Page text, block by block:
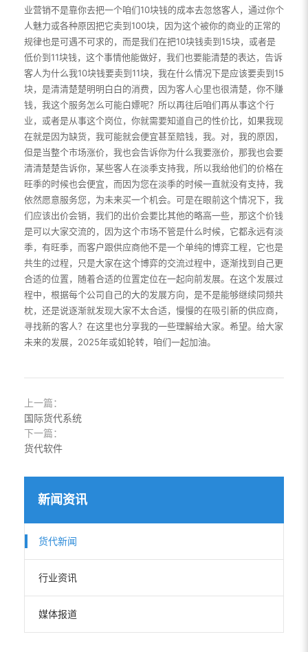
新闻资讯
货代新闻
行业资讯
媒体报道
业营销不是靠你去把一个咱们10块钱的成本去忽悠客人，通过你个
人魅力或各种原因把它卖到100块，因为这个被你的商业的正常的
规律也是可遇不可求的，而是我们在把10块钱卖到15块，或者是
低价到11块钱，这个事情他能做好，我们也要能清楚的表达，告诉
客人为什么我10块钱要卖到11块，我在什么情况下是应该要卖到15
块，是清清楚楚明明白白的消费，因为客人心里也很清楚，你不赚
钱，我这个服务怎么可能白嫖呢？所以再往后咱们再从事这个行
业，或者是从事这个岗位，你就需要知道自己的性价比，如果我现
在就是因为缺货，我可能就会便宜甚至赔钱，我。对，我的原因，
但是当整个市场涨价，我也会告诉你为什么我要涨价，那我也会要
清清楚楚告诉你，某些客人在淡季支持我，所以我给他们的价格在
旺季的时候也会便宜，而因为您在淡季的时候一直就没有支持，我
依然愿意服务您，为未来买一个机会。可是在眼前这个情况下，我
们应该出价会销，我们的出价会要比其他的略高一些，那这个价钱
是可以大家交流的，因为这个市场不管是什么时候，它都永远有淡
季，有旺季，而客户跟供应商他不是一个单纯的博弈工程，它也是
共生的过程，只是大家在这个博弈的交流过程中，逐渐找到自己更
合适的位置，随着合适的位置定位在一起向前发展。在这个发展过
程中，根据每个公司自己的大的发展方向，是不是能够继续同频共
枕，还是说逐渐就发现大家不太合适，慢慢的在吸引新的供应商，
寻找新的客人？在这里也分享我的一些理解给大家。希望。给大家
未来的发展，2025年或如轮转，咱们一起加油。
上一篇：
国际货代系统
下一篇：
货代软件